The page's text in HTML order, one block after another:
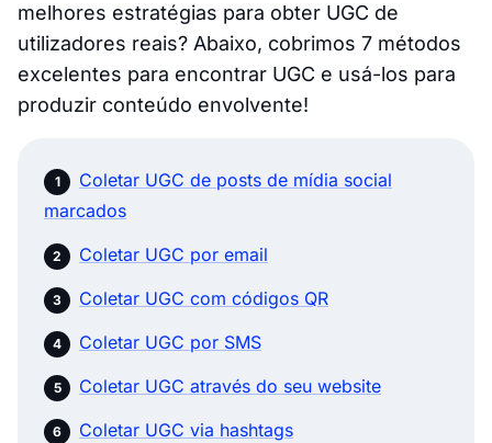
melhores estratégias para obter UGC de
utilizadores reais? Abaixo, cobrimos 7 métodos
excelentes para encontrar UGC e usá-los para
produzir conteúdo envolvente!
Coletar UGC de posts de mídia social
marcados
Coletar UGC por email
Coletar UGC com códigos QR
Coletar UGC por SMS
Coletar UGC através do seu website
Coletar UGC via hashtags